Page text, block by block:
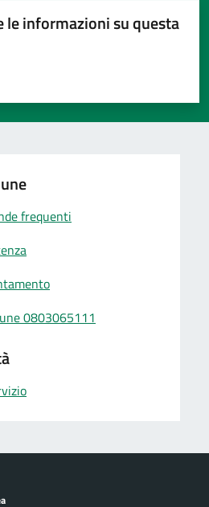
le informazioni su questa
su 5
su 5
5
frequenti
0803065111